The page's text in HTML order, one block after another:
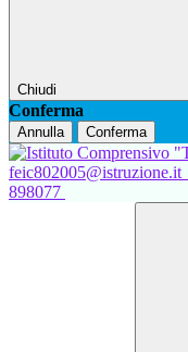
Chiudi
Conferma
Annulla Conferma
feic802005@istruzione.it
898077